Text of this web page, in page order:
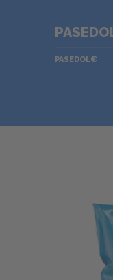
PASEDOL®